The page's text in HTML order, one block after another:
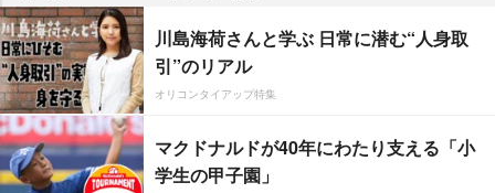
川島海荷さんと学ぶ 日常に潜む“人身取
引”のリアル
オリコンタイアップ特集
マクドナルドが40年にわたり支える「小
学生の甲子園」